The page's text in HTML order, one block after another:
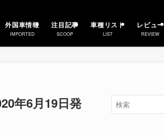
外国車情報
IMPORTED
注目記事
SCOOP
車種リスト
LIST
レビュー
REVIEW
年6月19日発